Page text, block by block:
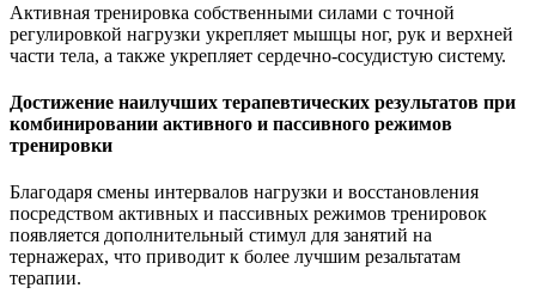
Активная тренировка собственными силами с точной
регулировкой нагрузки укрепляет мышцы ног, рук и верхней
части тела, а также укрепляет сердечно-сосудистую систему.
Достижение наилучших терапевтических результатов при
комбинировании активного и пассивного режимов
тренировки
Благодаря смены интервалов нагрузки и восстановления
посредством активных и пассивных режимов тренировок
появляется дополнительный стимул для занятий на
тернажерах, что приводит к более лучшим резальтатам
терапии.